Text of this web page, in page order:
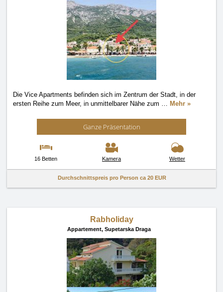
Die Vice Apartments befinden sich im Zentrum der Stadt, in der
ersten Reihe zum Meer, in unmittelbarer Nähe zum … Mehr »
Ganze Präsentation
16 Betten Kamera Wetter
Durchschnittspreis pro Person ca 20 EUR
Rabholiday
Appartement, Supetarska Draga